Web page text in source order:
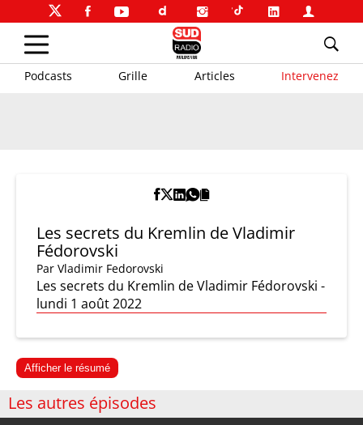
Podcasts Grille Articles Intervenez
Les secrets du Kremlin de Vladimir
Fédorovski
Par Vladimir Fedorovski
Les secrets du Kremlin de Vladimir Fédorovski -
lundi 1 août 2022
Afficher le résumé
Les autres épisodes